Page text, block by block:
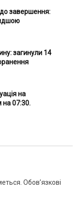
завершення:
загинули 14
на
на 07:30.
Обов’язкові